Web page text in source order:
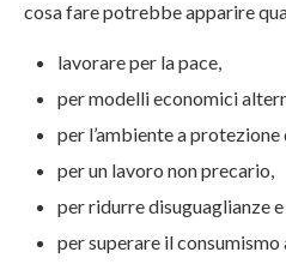
cosa fare potrebbe apparire
lavorare per la pace,
per modelli economici
per l’ambiente a protezione
per un lavoro non precario,
per ridurre disuguaglianze
per superare il